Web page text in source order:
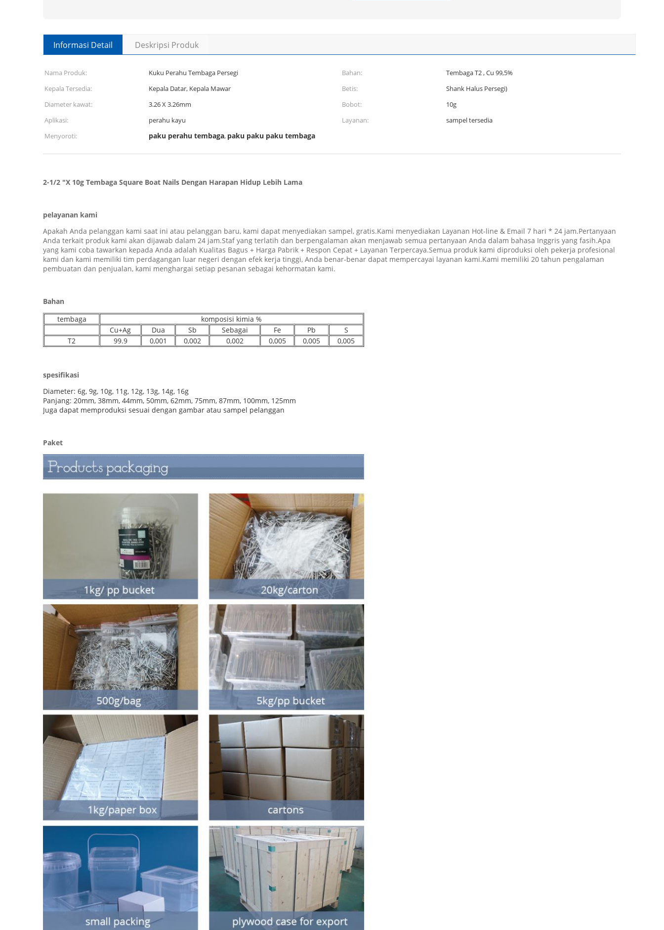
Informasi Detail Deskripsi Produk
Nama Produk: Kuku Perahu Tembaga Persegi Bahan:
Tembaga T2 , Cu 99,5%
Kepala Tersedia:
Kepala Datar, Kepala Mawar Betis:
Shank Halus Persegi)
Diameter kawat:
3.26 X 3.26mm Bobot:
10g
Aplikasi:
perahu kayu Layanan:
sampel tersedia
Menyoroti:
paku perahu tembaga, paku paku paku tembaga
2-1/2 "X 10g Tembaga Square Boat Nails Dengan Harapan Hidup Lebih Lama
pelayanan kami
Apakah Anda pelanggan kami saat ini atau pelanggan baru, kami dapat menyediakan sampel, gratis.Kami menyediakan Layanan Hot-line & Email 7 hari * 24 jam.Pertanyaan
Anda terkait produk kami akan dijawab dalam 24 jam.Staf yang terlatih dan berpengalaman akan menjawab semua pertanyaan Anda dalam bahasa Inggris yang fasih.Apa
yang kami coba tawarkan kepada Anda adalah Kualitas Bagus + Harga Pabrik + Respon Cepat + Layanan Terpercaya.Semua produk kami diproduksi oleh pekerja profesional
kami dan kami memiliki tim perdagangan luar negeri dengan efek kerja tinggi, Anda benar-benar dapat mempercayai layanan kami.Kami memiliki 20 tahun pengalaman
pembuatan dan penjualan, kami menghargai setiap pesanan sebagai kehormatan kami.
Bahan
tembaga
komposisi kimia %
Cu+Ag
Dua Sb Sebagai Fe Pb
S
T2
99.9 0,001 0,002 0,002 0,005 0,005 0,005
spesifikasi
Diameter: 6g, 9g, 10g, 11g, 12g, 13g, 14g, 16g
Panjang: 20mm, 38mm, 44mm, 50mm, 62mm, 75mm, 87mm, 100mm, 125mm
Juga dapat memproduksi sesuai dengan gambar atau sampel pelanggan
Paket